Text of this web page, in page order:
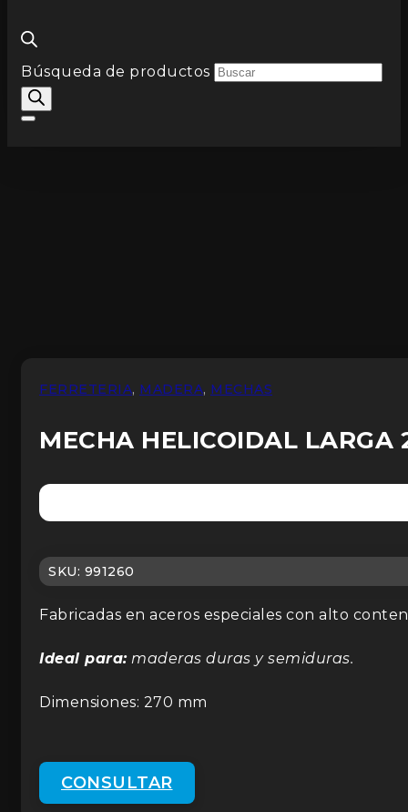
Búsqueda de productos
FERRETERIA, MADERA, MECHAS
MECHA HELICOIDAL
SKU: 991260
Fabricadas en aceros especiales con alto
Ideal para:maderas duras y semiduras.
Dimensiones: 270 mm
CONSULTAR